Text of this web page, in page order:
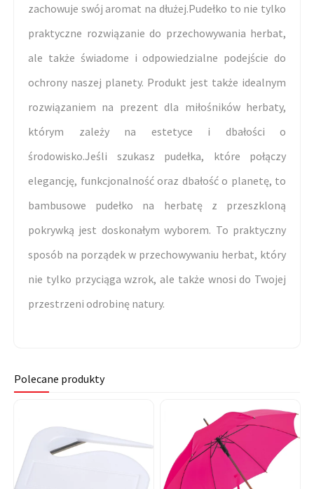
zachowuje swój aromat na dłużej.Pudełko to nie tylko
praktyczne rozwiązanie do przechowywania herbat,
ale także świadome i odpowiedzialne podejście do
ochrony naszej planety. Produkt jest także idealnym
rozwiązaniem na prezent dla miłośników herbaty,
którym zależy na estetyce i dbałości o
środowisko.Jeśli szukasz pudełka, które połączy
elegancję, funkcjonalność oraz dbałość o planetę, to
bambusowe pudełko na herbatę z przeszkloną
pokrywką jest doskonałym wyborem. To praktyczny
sposób na porządek w przechowywaniu herbat, który
nie tylko przyciąga wzrok, ale także wnosi do Twojej
przestrzeni odrobinę natury.
Polecane produkty